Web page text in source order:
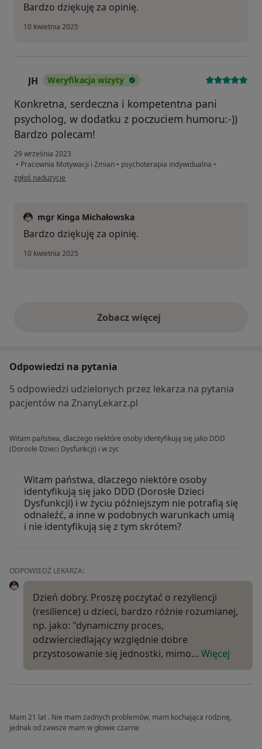
Bardzo dziękuję za opinię.
10 kwietnia 2025
JH Weryfikacja wizyty
Konkretna, serdeczna i kompetentna pani
psycholog, w dodatku z poczuciem humoru:-))
Bardzo polecam!
29 września 2023
• Pracownia Motywacji i Zmian • psychoterapia indywidualna •
w opinii użytkownika JH
zgłoś nadużycie
mgr Kinga Michałowska
Bardzo dziękuję za opinię.
10 kwietnia 2025
Zobacz więcejopinie powyżej
Odpowiedzi na pytania
5 odpowiedzi udzielonych przez lekarza na pytania
pacjentów na ZnanyLekarz.pl
Witam państwa, dlaczego niektóre osoby identyfikują się jako DDD
(Dorosłe Dzieci Dysfunkcji) i w życ
Witam państwa, dlaczego niektóre osoby
identyfikują się jako DDD (Dorosłe Dzieci
Dysfunkcji) i w życiu późniejszym nie potrafią się
odnaleźć, a inne w podobnych warunkach umią
i nie identyfikują się z tym skrótem?
ODPOWIEDŹ LEKARZA:
Dzień dobry. Proszę poczytać o rezyliencji
(resilience) u dzieci, bardzo różnie rozumianej,
np. jako: "dynamiczny proces,
odzwierciedlający względnie dobre
przystosowanie się jednostki, mimo… Więcej
Mam 21 lat . Nie mam żadnych problemów, mam kochająca rodzinę,
jednak od zawsze mam w głowie czarne